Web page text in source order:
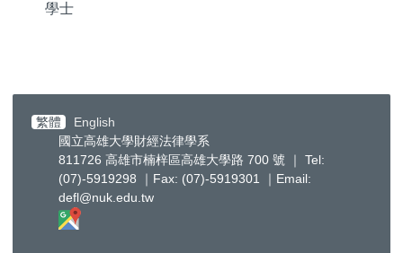
學士
繁體
English
國立高雄大學財經法律學系
811726 高雄市楠梓區高雄大學路 700 號 ｜ Tel:
(07)-5919298 ｜Fax: (07)-5919301 ｜Email:
defl@nuk.edu.tw